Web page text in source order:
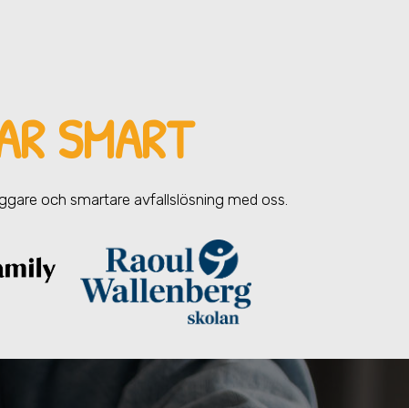
SMART
och smartare avfallslösning med oss.